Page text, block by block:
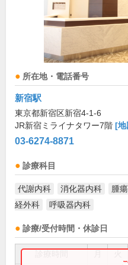
所在地・電話番号
新宿駅
東京都新宿区新宿4-1-6
JR新宿ミライナタワー7階 [地
03-6274-8871
診療科目
代謝内科 消化器内科 腫
経外科
呼吸器内科
診療/受付時間・休診日